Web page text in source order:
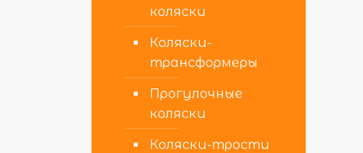
коляски
Коляски-
трансформеры
Прогулочные
коляски
Коляски-трости